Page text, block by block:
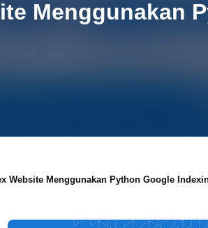
Menggunakan
Website Menggunakan Python Google